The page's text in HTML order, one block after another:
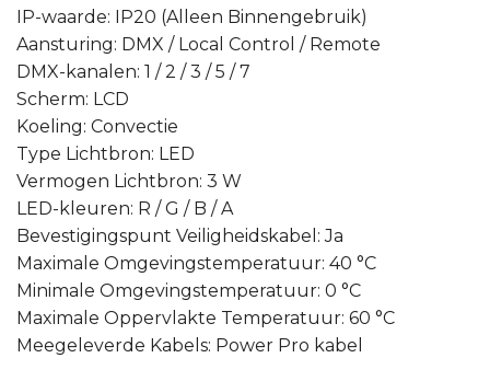
IP-waarde: IP20 (Alleen Binnengebruik)
Aansturing: DMX / Local Control / Remote
DMX-kanalen: 1 / 2 / 3 / 5 / 7
Scherm: LCD
Koeling: Convectie
Type Lichtbron: LED
Vermogen Lichtbron: 3 W
LED-kleuren: R / G / B / A
Bevestigingspunt Veiligheidskabel: Ja
Maximale Omgevingstemperatuur: 40 °C
Minimale Omgevingstemperatuur: 0 °C
Maximale Oppervlakte Temperatuur: 60 °C
Meegeleverde Kabels: Power Pro kabel